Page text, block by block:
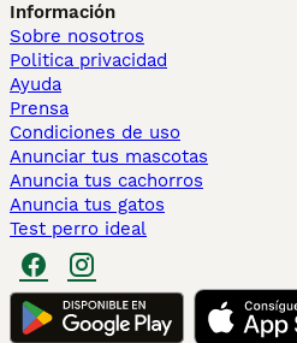
Información
Sobre nosotros
Politica privacidad
Ayuda
Prensa
Condiciones de uso
Anunciar tus mascotas
Anuncia tus cachorros
Anuncia tus gatos
Test perro ideal